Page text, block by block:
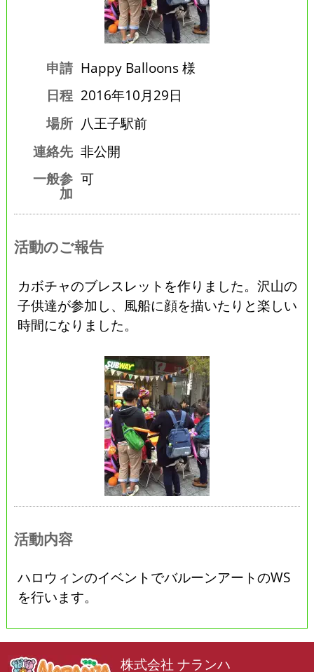
申請 Happy Balloons 様
日程 2016年10月29日
場所 八王子駅前
連絡先 非公開
一般参
加
可
活動のご報告
カボチャのブレスレットを作りました。沢山の
子供達が参加し、風船に顔を描いたりと楽しい
時間になりました。
活動内容
ハロウィンのイベントでバルーンアートのWS
を行います。
株式会社 ナランハ